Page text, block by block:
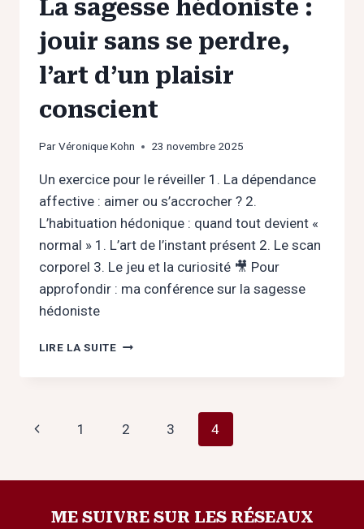
La sagesse hédoniste :
jouir sans se perdre,
l’art d’un plaisir
conscient
ParVéronique Kohn 23 novembre 2025
Un exercice pour le réveiller 1. La dépendance
affective : aimer ou s’accrocher ? 2.
L’habituation hédonique : quand tout devient «
normal » 1. L’art de l’instant présent 2. Le scan
corporel 3. Le jeu et la curiosité 🎥 Pour
approfondir : ma conférence sur la sagesse
hédoniste
LIRE LA SUITELA
SANS
L’ART
PLAISIR
Navigation
Page
1 2 3 4
ME SUIVRE SUR LES RÉSEAUX